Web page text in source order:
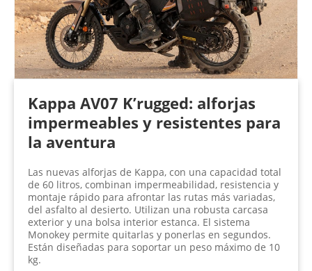
Kappa AV07 K’rugged: alforjas
impermeables y resistentes para
la aventura
Las nuevas alforjas de Kappa, con una capacidad total
de 60 litros, combinan impermeabilidad, resistencia y
montaje rápido para afrontar las rutas más variadas,
del asfalto al desierto. Utilizan una robusta carcasa
exterior y una bolsa interior estanca. El sistema
Monokey permite quitarlas y ponerlas en segundos.
Están diseñadas para soportar un peso máximo de 10
kg.